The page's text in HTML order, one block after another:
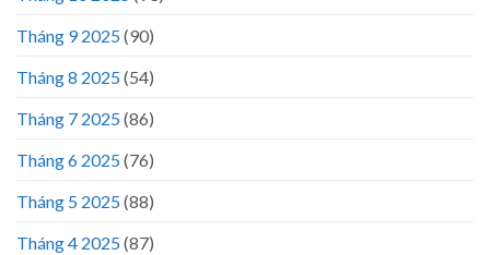
Tháng 9 2025(90)
Tháng 8 2025(54)
Tháng 7 2025(86)
Tháng 6 2025(76)
Tháng 5 2025(88)
Tháng 4 2025(87)